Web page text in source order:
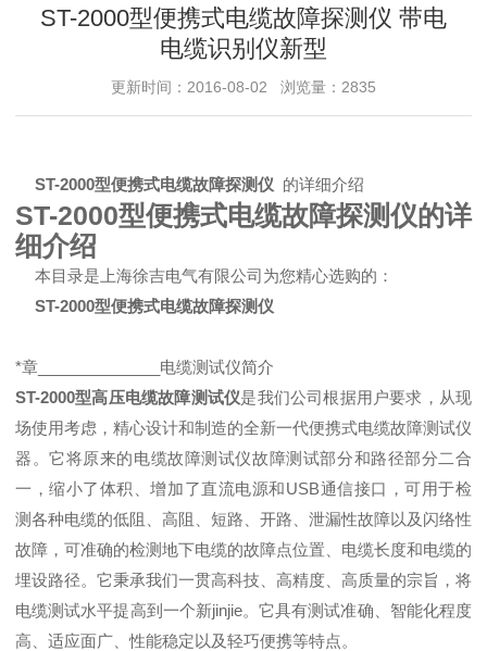
ST-2000型便携式电缆故障探测仪 带电
电缆识别仪新型
更新时间：2016-08-02 浏览量：2835
ST-2000型便携式电缆故障探测仪 的详细介绍
ST-2000型便携式电缆故障探测仪的详
细介绍
本目录是上海徐吉电气有限公司为您精心选购的：
ST-2000型便携式电缆故障探测仪
*章______________电缆测试仪简介
ST-2000型高压电缆故障测试仪是我们公司根据用户要求，从现
场使用考虑，精心设计和制造的全新一代便携式电缆故障测试仪
器。它将原来的电缆故障测试仪故障测试部分和路径部分二合
一，缩小了体积、增加了直流电源和USB通信接口，可用于检
测各种电缆的低阻、高阻、短路、开路、泄漏性故障以及闪络性
故障，可准确的检测地下电缆的故障点位置、电缆长度和电缆的
埋设路径。它秉承我们一贯高科技、高精度、高质量的宗旨，将
电缆测试水平提高到一个新jinjie。它具有测试准确、智能化程度
高、适应面广、性能稳定以及轻巧便携等特点。